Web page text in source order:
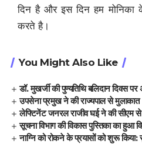
दिन है और इस दिन हम मोनिका
करते है।
You Might Also Like
डॉ. मुखर्जी की पुण्यतिथि बलिदान दिवस पर
उपसेना प्रमुख ने की राज्यपाल से मुलाकात
लेफ्टिनेंट जनरल राजीव घई ने की सीएम
सूचना विभाग की विकास पुस्तिका का हुआ
नाग्नि को रोकने के प्रयासों को शुरू किया: